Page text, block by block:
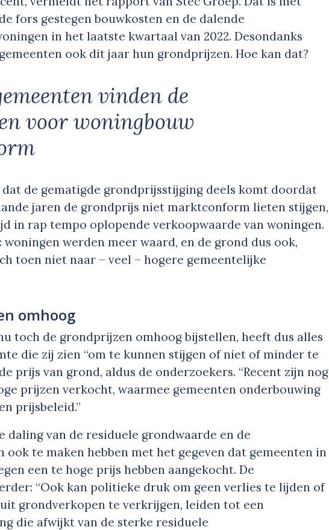
fors gestegen bouwkosten en de dalende
in het laatste kwartaal van 2022. Desondanks
ook dit jaar hun grondprijzen. Hoe kan dat?
vinden de
voor woningbouw
de gematigde grondprijsstijging deels komt doordat
jaren de grondprijs niet marktconform lieten stijgen,
in rap tempo oplopende verkoopwaarde van woningen.
werden meer waard, en de grond dus ook,
toen niet naar – veel – hogere gemeentelijke
omhoog
toch de grondprijzen omhoog bijstellen, heeft dus alles
die zij zien “om te kunnen stijgen of niet of minder te
prijs van grond, aldus de onderzoekers. “Recent zijn nog
prijzen verkocht, waarmee gemeenten onderbouwing
prijsbeleid.”
daling van de residuele grondwaarde en de
te maken hebben met het gegeven dat gemeenten in
een te hoge prijs hebben aangekocht. De
“Ook kan politieke druk om geen verlies te lijden of
grondverkopen te verkrijgen, leiden tot een
die afwijkt van de sterke residuele